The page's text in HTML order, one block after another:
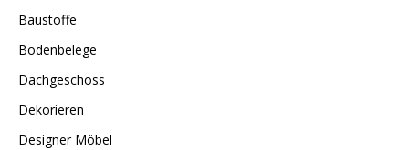
Baustoffe
Bodenbelege
Dachgeschoss
Dekorieren
Designer Möbel